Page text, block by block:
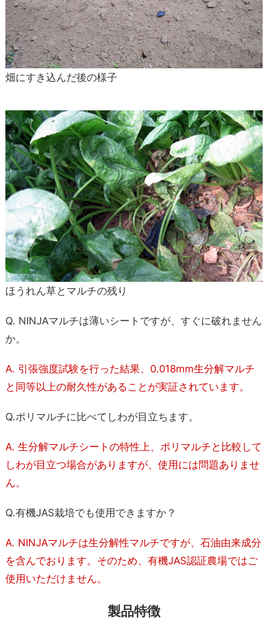
畑にすき込んだ後の様子
ほうれん草とマルチの残り
Q. NINJAマルチは薄いシートですが、すぐに破れません
か。
A. 引張強度試験を行った結果、0.018mm生分解マルチ
と同等以上の耐久性があることが実証されています。
Q.ポリマルチに比べてしわが目立ちます。
A. 生分解マルチシートの特性上、ポリマルチと比較して
しわが目立つ場合がありますが、使用には問題ありませ
ん。
Q.有機JAS栽培でも使用できますか？
A. NINJAマルチは生分解性マルチですが、石油由来成分
を含んでおります。そのため、有機JAS認証農場ではご
使用いただけません。
製品特徴